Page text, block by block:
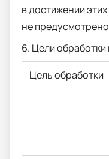
в достижении
не
6. Цели
Цель обработки